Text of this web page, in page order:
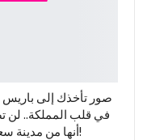
صور تأخذك إلى باريس
في قلب المملكة.. لن
أنها من مدينة سعودية!